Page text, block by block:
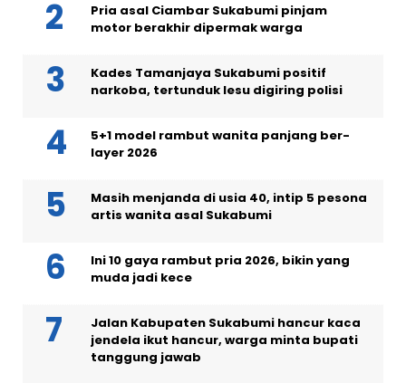
Pria asal Ciambar Sukabumi pinjam
motor berakhir dipermak warga
Kades Tamanjaya Sukabumi positif
narkoba, tertunduk lesu digiring polisi
5+1 model rambut wanita panjang ber-
layer 2026
Masih menjanda di usia 40, intip 5 pesona
artis wanita asal Sukabumi
Ini 10 gaya rambut pria 2026, bikin yang
muda jadi kece
Jalan Kabupaten Sukabumi hancur kaca
jendela ikut hancur, warga minta bupati
tanggung jawab